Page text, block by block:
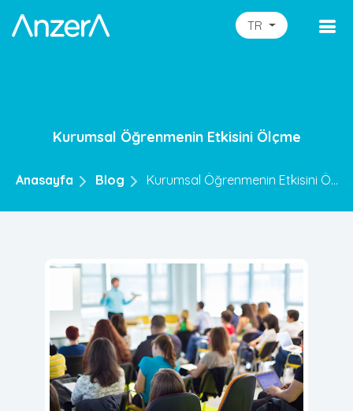
TR
Kurumsal Öğrenmenin Etkisini Ölçme
Anasayfa Blog Kurumsal Öğrenmenin Etkisini Ö...